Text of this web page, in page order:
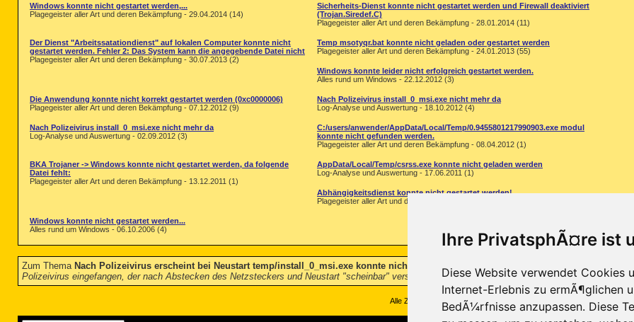
Ihre PrivatsphÃ¤re ist
Diese Website verwendet Cookies
Internet-Erlebnis zu ermÃ¶glichen
BedÃ¼rfnisse anzupassen. Diese
Windows konnte nicht gestartet werden,...
Plagegeister aller Art und deren Bekämpfung - 29.04.2014 (14)
Sicherheits-Dienst konnte nicht gestartet werden und Firewall deaktiviert
(Trojan.Siredef.C)
Plagegeister aller Art und deren Bekämpfung - 28.01.2014 (11)
Der Dienst "Arbeitssatationdienst" auf lokalen Computer konnte nicht
gestartet werden. Fehler 2: Das System kann die angegebende Datei nicht
Plagegeister aller Art und deren Bekämpfung - 30.07.2013 (2)
Temp msotyqr.bat konnte nicht geladen oder gestartet werden
Plagegeister aller Art und deren Bekämpfung - 24.01.2013 (55)
Windows konnte leider nicht erfolgreich gestartet werden.
Alles rund um Windows - 22.12.2012 (3)
Die Anwendung konnte nicht korrekt gestartet werden (0xc0000006)
Plagegeister aller Art und deren Bekämpfung - 07.12.2012 (9)
Nach Polizeivirus install_0_msi.exe nicht mehr da
Log-Analyse und Auswertung - 18.10.2012 (4)
Nach Polizeivirus install_0_msi.exe nicht mehr da
Log-Analyse und Auswertung - 02.09.2012 (3)
C:/users/anwender/AppData/Local/Temp/0.9455801217990903.exe modul
konnte nicht gefunden werden.
Plagegeister aller Art und deren Bekämpfung - 08.04.2012 (1)
BKA Trojaner -> Windows konnte nicht gestartet werden, da folgende
Datei fehlt:
Plagegeister aller Art und deren Bekämpfung - 13.12.2011 (1)
AppData/Local/Temp/csrss.exe konnte nicht geladen werden
Log-Analyse und Auswertung - 17.06.2011 (1)
Abhängigkeitsdienst konnte nicht gestartet werden!
Plagegeister aller Art und deren Bekämpfung - 22.02.2011 (5)
Windows konnte nicht gestartet werden...
Alles rund um Windows - 06.10.2006 (4)
Zum Thema Nach Polizeivirus erscheint bei Neustart temp/install_0_msi.exe konnte nicht gestartet werden - Hallo! Ich versuche gerade, den
Polizeivirus eingefangen, der nach Abstecken des Netzsteckers und Neustart "scheinbar" verschwunden ist. Antivir - Nach Polizeivirus erscheint
Alle Zeitangaben in WEZ +1. Es ist jetzt